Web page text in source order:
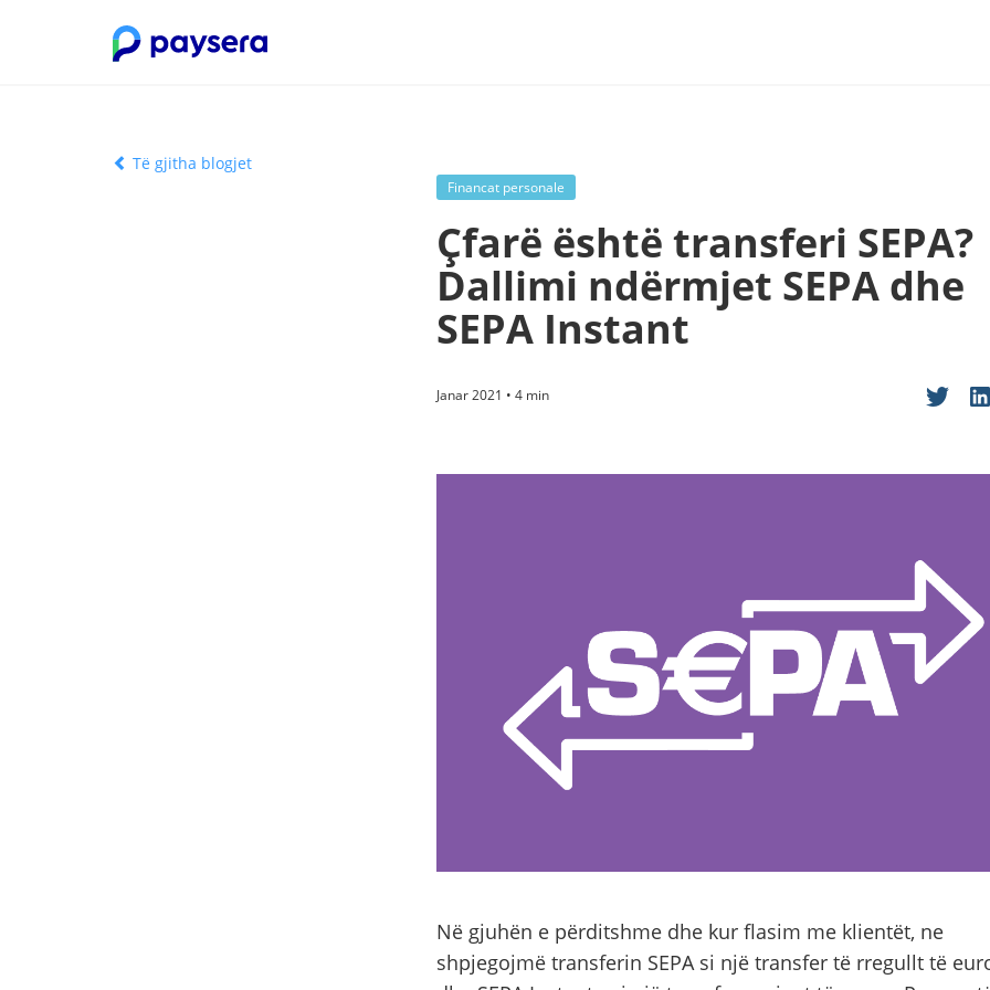
Të gjitha blogjet
Financat personale
Çfarë është transferi SEPA?
Dallimi ndërmjet SEPA dhe
SEPA Instant
Janar 2021 • 4 min
Në gjuhën e përditshme dhe kur flasim me klientët, ne
shpjegojmë transferin SEPA si një transfer të rregullt të